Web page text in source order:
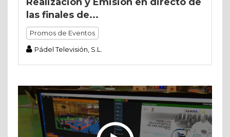
las finales de...
Promos de Eventos
Pádel Televisión, S.L.